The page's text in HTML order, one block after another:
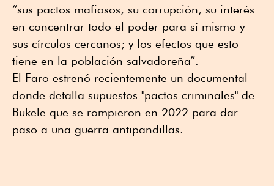
“sus pactos mafiosos, su corrupción, su interés
en concentrar todo el poder para sí mismo y
sus círculos cercanos; y los efectos que esto
tiene en la población salvadoreña”.
El Faro estrenó recientemente un documental
donde detalla supuestos "pactos criminales" de
Bukele que se rompieron en 2022 para dar
paso a una guerra antipandillas.